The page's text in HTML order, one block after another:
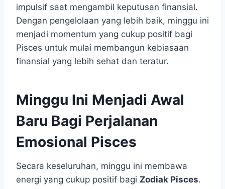
impulsif saat mengambil keputusan finansial.
Dengan pengelolaan yang lebih baik, minggu ini
menjadi momentum yang cukup positif bagi
Pisces untuk mulai membangun kebiasaan
finansial yang lebih sehat dan teratur.
Minggu Ini Menjadi Awal
Baru Bagi Perjalanan
Emosional Pisces
Secara keseluruhan, minggu ini membawa
energi yang cukup positif bagi Zodiak Pisces.